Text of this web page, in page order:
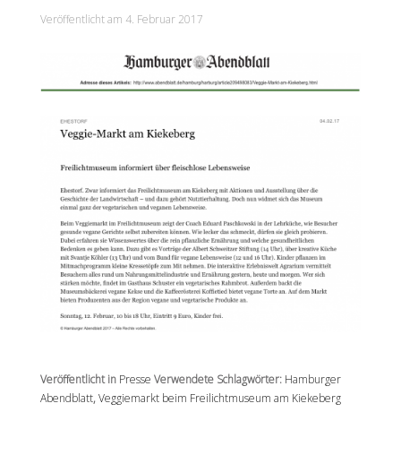
Veröffentlicht am 4. Februar 2017
Veröffentlicht in Presse Verwendete Schlagwörter: Hamburger
Abendblatt,Veggiemarkt beim Freilichtmuseum am Kiekeberg